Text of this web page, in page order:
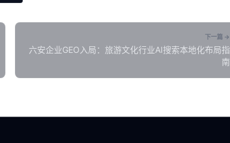
下一篇 →
六安企业GEO入局：旅游文化行业AI搜索本地化布局指
南